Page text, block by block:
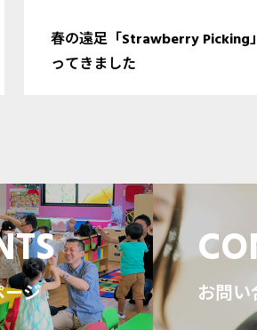
春の遠足「Strawberry Picking
ってきました
ージ お問